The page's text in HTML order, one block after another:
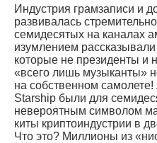
Индустрия грамзаписи и
развивалась
семидесятых на каналах
изумлением
которые не президенты и
«всего лишь музыканты»
на собственном
Starship были для
невероятным символом
киты криптоиндустрии в
Что это? Миллионы из